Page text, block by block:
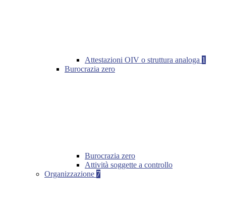
Attestazioni OIV o struttura analoga 1
Burocrazia zero
Burocrazia zero
Attività soggette a controllo
Organizzazione 7